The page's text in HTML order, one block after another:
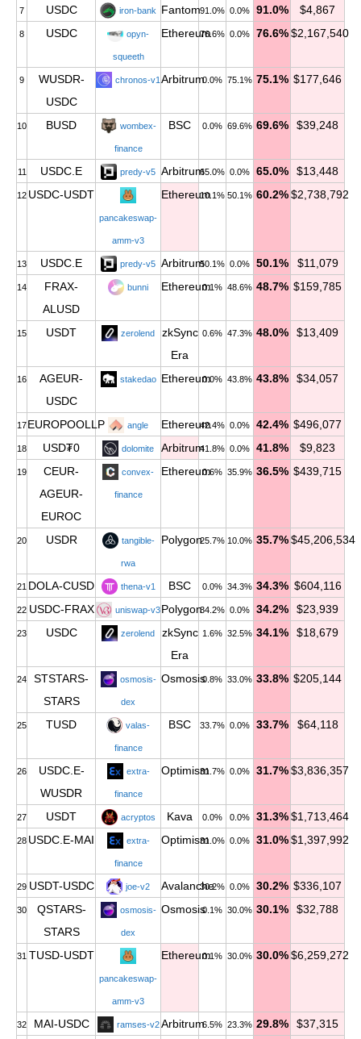
7 USDC iron-bank Fantom91.0% 0.0% 91.0% $4,867
8 USDC opyn-
squeeth
Ethereum76.6% 0.0% 76.6% $2,167,540
9
WUSDR-
USDC
chronos-v1 Arbitrum0.0% 75.1% 75.1% $177,646
10 BUSD wombex-
finance
BSC 0.0% 69.6% 69.6% $39,248
11 USDC.E predy-v5 Arbitrum65.0% 0.0% 65.0% $13,448
12 USDC-USDT
pancakeswap-
amm-v3
Ethereum10.1% 50.1% 60.2% $2,738,792
13 USDC.E predy-v5 Arbitrum50.1% 0.0% 50.1% $11,079
14
FRAX-
ALUSD
bunni Ethereum0.1% 48.6% 48.7% $159,785
15 USDT zerolend
zkSync
Era
0.6% 47.3% 48.0% $13,409
16
AGEUR-
USDC
stakedao Ethereum0.0% 43.8% 43.8% $34,057
17EUROPOOLLP angle Ethereum42.4% 0.0% 42.4% $496,077
18 USD₮0 dolomite Arbitrum41.8% 0.0% 41.8% $9,823
19
CEUR-
AGEUR-
EUROC
convex-
finance
Ethereum0.6% 35.9% 36.5% $439,715
20 USDR tangible-
rwa
Polygon25.7% 10.0% 35.7% $45,206,534
21 DOLA-CUSD thena-v1 BSC 0.0% 34.3% 34.3% $604,116
22 USDC-FRAX uniswap-v3Polygon34.2% 0.0% 34.2% $23,939
23 USDC zerolend
zkSync
Era
1.6% 32.5% 34.1% $18,679
24
STSTARS-
STARS
osmosis-
dex
Osmosis0.8% 33.0% 33.8% $205,144
25 TUSD valas-
finance
BSC 33.7% 0.0% 33.7% $64,118
26
USDC.E-
WUSDR
extra-
finance
Optimism31.7% 0.0% 31.7% $3,836,357
27 USDT acryptos Kava 0.0% 0.0% 31.3% $1,713,464
28 USDC.E-MAI extra-
finance
Optimism31.0% 0.0% 31.0% $1,397,992
29 USDT-USDC joe-v2 Avalanche
30.2% 0.0% 30.2% $336,107
30
QSTARS-
STARS
osmosis-
dex
Osmosis0.1% 30.0% 30.1% $32,788
31 TUSD-USDT
pancakeswap-
amm-v3
Ethereum0.1% 30.0% 30.0% $6,259,272
32 MAI-USDC ramses-v2 Arbitrum6.5% 23.3% 29.8% $37,315